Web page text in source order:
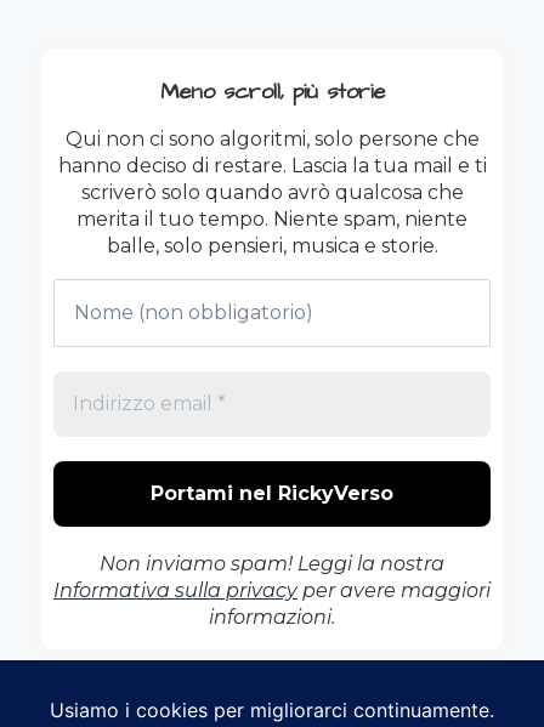
DEBOLEZZA
Meno scroll, più storie
Qui non ci sono algoritmi, solo persone che
hanno deciso di restare. Lascia la tua mail e ti
scriverò solo quando avrò qualcosa che
merita il tuo tempo. Niente spam, niente
balle, solo pensieri, musica e storie.
Non inviamo spam! Leggi la nostra
Informativa sulla privacyper avere maggiori
informazioni.